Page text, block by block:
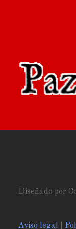
Diseñado por
Aviso legal